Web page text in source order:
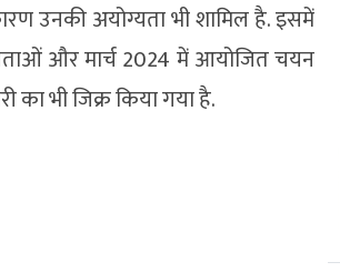
उनकी अयोग्यता भी शामिल है. इसमें
और मार्च 2024 में आयोजित चयन
भी जिक्र किया गया है.